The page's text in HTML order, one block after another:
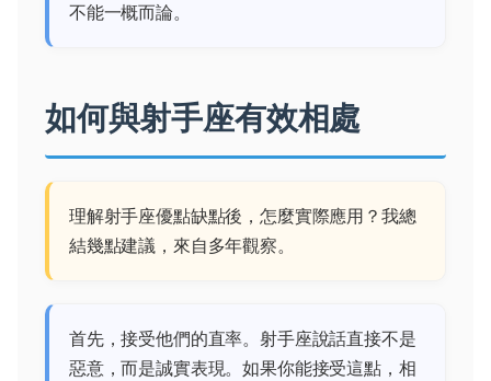
不能一概而論。
如何與射手座有效相處
理解射手座優點缺點後，怎麼實際應用？我總
結幾點建議，來自多年觀察。
首先，接受他們的直率。射手座說話直接不是
惡意，而是誠實表現。如果你能接受這點，相